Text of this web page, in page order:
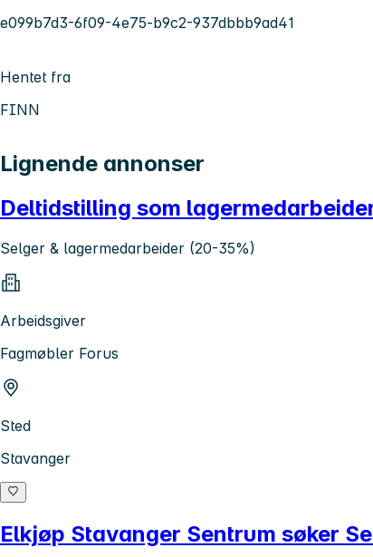
e099b7d3-6f09-4e75-b9c2-937dbbb9ad41
Hentet fra
FINN
Lignende annonser
Deltidstilling som
Selger & lagermedarbeider (20-35%)
Arbeidsgiver
Fagmøbler Forus
Sted
Stavanger
Elkjøp Stavanger Sentrum søker